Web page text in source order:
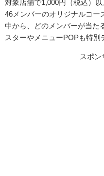
対象店舗で1,000円（税込）
46メンバーのオリジナルコー
中から、どのメンバーが当た
スターやメニューPOPも特別
スポン